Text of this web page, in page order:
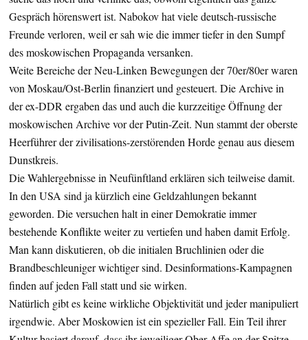
Gespräch hörenswert ist. Nabokov hat viele deutsch-russische
Freunde verloren, weil er sah wie die immer tiefer in den Sumpf
des moskowischen Propaganda versanken.
Weite Bereiche der Neu-Linken Bewegungen der 70er/80er waren
von Moskau/Ost-Berlin finanziert und gesteuert. Die Archive in
der ex-DDR ergaben das und auch die kurzzeitige Öffnung der
moskowischen Archive vor der Putin-Zeit. Nun stammt der oberste
Heerführer der zivilisations-zerstörenden Horde genau aus diesem
Dunstkreis.
Die Wahlergebnisse in Neufünftland erklären sich teilweise damit.
In den USA sind ja kürzlich eine Geldzahlungen bekannt
geworden. Die versuchen halt in einer Demokratie immer
bestehende Konflikte weiter zu vertiefen und haben damit Erfolg.
Man kann diskutieren, ob die initialen Bruchlinien oder die
Brandbeschleuniger wichtiger sind. Desinformations-Kampagnen
finden auf jeden Fall statt und sie wirken.
Natürlich gibt es keine wirkliche Objektivität und jeder manipuliert
irgendwie. Aber Moskowien ist ein spezieller Fall. Ein Teil ihrer